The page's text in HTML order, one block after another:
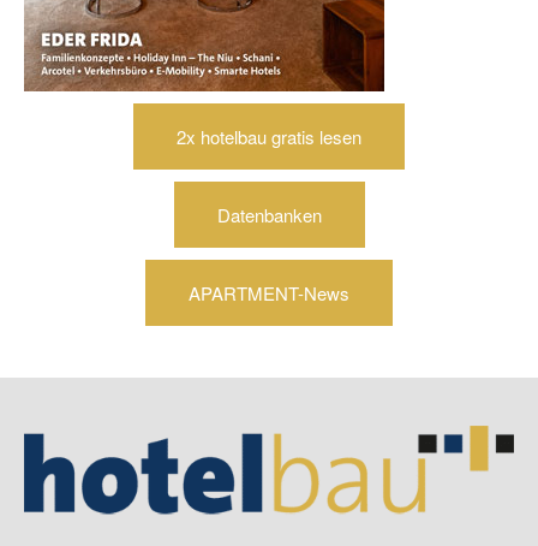
2x hotelbau gratis lesen
Datenbanken
APARTMENT-News